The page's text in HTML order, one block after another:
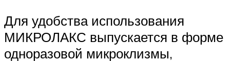
Для удобства использования
МИКРОЛАКС выпускается в форме
одноразовой микроклизмы,